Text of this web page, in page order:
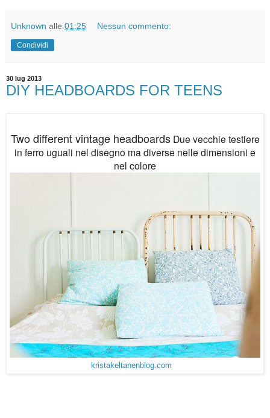
Unknown alle 01:25 Nessun commento:
Condividi
30 lug 2013
DIY HEADBOARDS FOR TEENS
Two different vintage headboardsDue vecchie testiere
in ferro uguali nel disegno ma diverse nelle dimensioni e
nel colore
kristakeltanenblog.com